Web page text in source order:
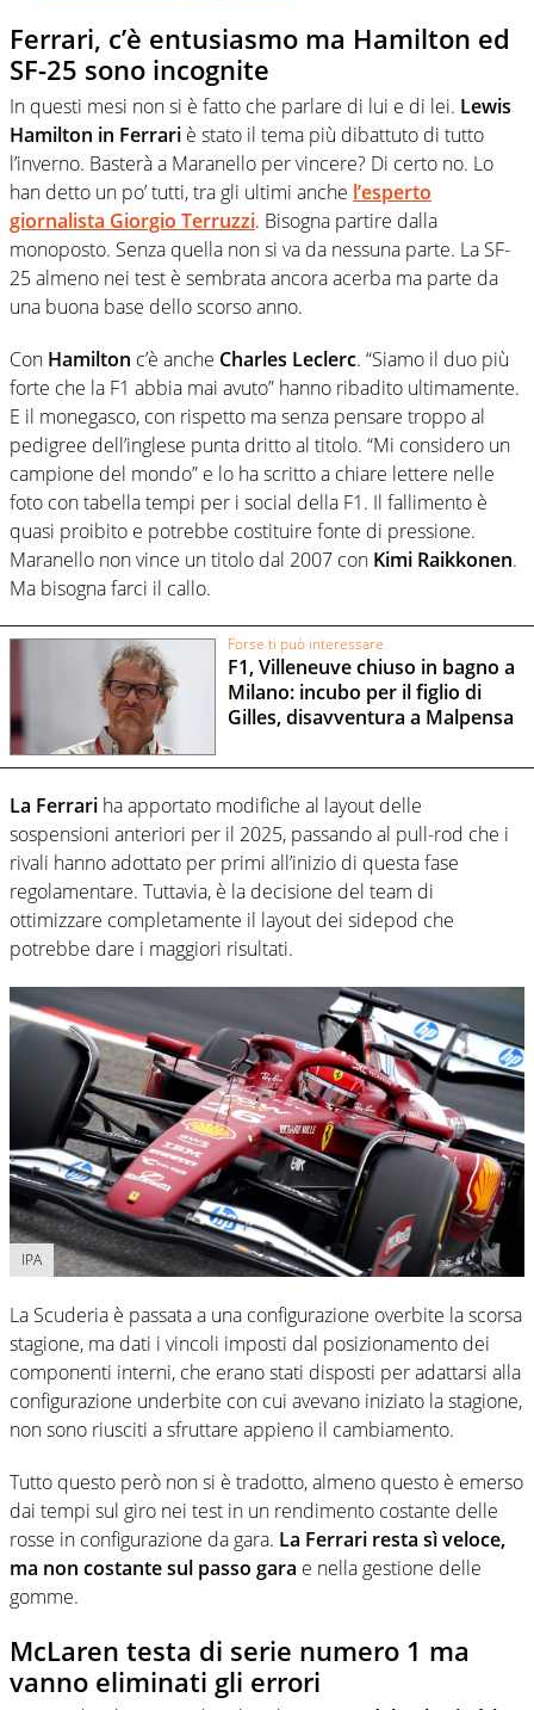
Ferrari, c’è entusiasmo ma Hamilton ed
SF-25 sono incognite
In questi mesi non si è fatto che parlare di lui e di lei. Lewis
Hamilton in Ferrari è stato il tema più dibattuto di tutto
l’inverno. Basterà a Maranello per vincere? Di certo no. Lo
han detto un po’ tutti, tra gli ultimi anche l’esperto
giornalista Giorgio Terruzzi. Bisogna partire dalla
monoposto. Senza quella non si va da nessuna parte. La SF-
25 almeno nei test è sembrata ancora acerba ma parte da
una buona base dello scorso anno.
Con Hamilton c’è anche Charles Leclerc. “Siamo il duo più
forte che la F1 abbia mai avuto” hanno ribadito ultimamente.
E il monegasco, con rispetto ma senza pensare troppo al
pedigree dell’inglese punta dritto al titolo. “Mi considero un
campione del mondo” e lo ha scritto a chiare lettere nelle
foto con tabella tempi per i social della F1. Il fallimento è
quasi proibito e potrebbe costituire fonte di pressione.
Maranello non vince un titolo dal 2007 con Kimi Raikkonen.
Ma bisogna farci il callo.
Forse ti può interessare
F1, Villeneuve chiuso in bagno a
Milano: incubo per il figlio di
Gilles, disavventura a Malpensa
La Ferrari ha apportato modifiche al layout delle
sospensioni anteriori per il 2025, passando al pull-rod che i
rivali hanno adottato per primi all’inizio di questa fase
regolamentare. Tuttavia, è la decisione del team di
ottimizzare completamente il layout dei sidepod che
potrebbe dare i maggiori risultati.
IPA
La Scuderia è passata a una configurazione overbite la scorsa
stagione, ma dati i vincoli imposti dal posizionamento dei
componenti interni, che erano stati disposti per adattarsi alla
configurazione underbite con cui avevano iniziato la stagione,
non sono riusciti a sfruttare appieno il cambiamento.
Tutto questo però non si è tradotto, almeno questo è emerso
dai tempi sul giro nei test in un rendimento costante delle
rosse in configurazione da gara. La Ferrari resta sì veloce,
ma non costante sul passo gara e nella gestione delle
gomme.
McLaren testa di serie numero 1 ma
vanno eliminati gli errori